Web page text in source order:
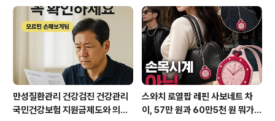
는 표준 단위 시스템입니다. 가장 많이 사용되는 SI 단위는
다음과 같습니다.길이: 미터(m)질량: 킬로그램(kg)시간:
초(s)온도: 켈빈(K) ..
만성질환관리 건강검진 건강관리
국민건강보험 지원금제도와 의료
스와치 로열팝 레핀 사보네트 차
이, 57만 원과 60만5천 원 뭐가